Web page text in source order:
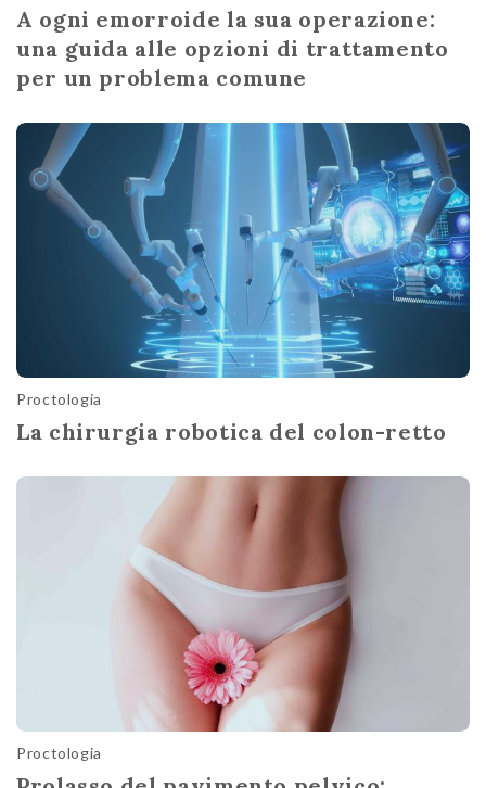
A ogni emorroide la sua operazione:
una guida alle opzioni di trattamento
per un problema comune
Proctologia
La chirurgia robotica del colon-retto
Proctologia